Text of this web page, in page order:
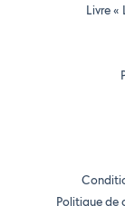
Livre
Politique de